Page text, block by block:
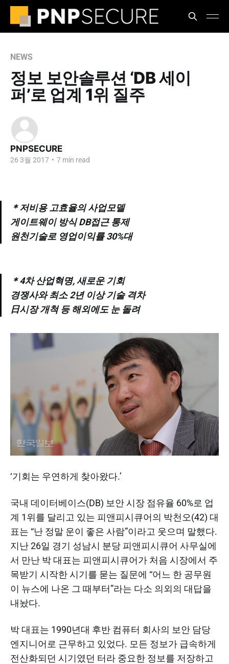
NEWS
정보 보안솔루션 ‘DB 세이
퍼’로 업계 1위 질주
PNPSECURE
26 3월 2017 • 7 min read
＊저비용 고효율의 사업모델
게이트웨이 방식 DB접근 통제
원천기술로 영업이익률 30%대
＊4차 산업혁명, 새로운 기회
경쟁사와 최소 2년 이상 기술 격차
日시장 개척 등 해외에도 눈 돌려
‘기회는 우연하게 찾아왔다.’
국내 데이터베이스(DB) 보안 시장 점유율 60%로 업
계 1위를 달리고 있는 피앤피시큐어의 박천오(42) 대
표는 “난 정말 운이 좋은 사람”이라고 웃으며 말했다.
지난 26일 경기 성남시 분당 피앤피시큐어 사무실에
서 만난 박 대표는 피앤피시큐어가 처음 시장에서 주
목받기 시작한 시기를 묻는 질문에 “어느 한 공무원
이 뉴스에 나온 그 때부터”라는 다소 의외의 대답을
내놨다.
박 대표는 1990년대 후반 컴퓨터 회사의 보안 담당
엔지니어로 근무하고 있었다. 모든 정보가 급속하게
전산화되던 시기였던 터라 중요한 정보를 저장하고